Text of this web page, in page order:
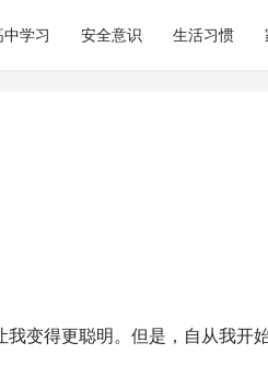
中学习 安全意识 生活习惯
变得更聪明。但是，自从我开